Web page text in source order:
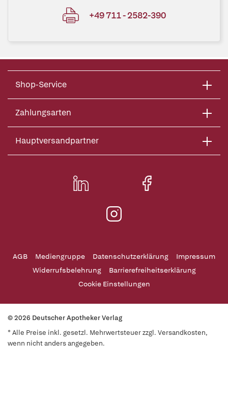
+49 711 - 2582-390
Shop-Service
Zahlungsarten
Hauptversandpartner
AGB Mediengruppe Datenschutzerklärung
Impressum
Widerrufsbelehrung
Barrierefreiheitserklärung
Cookie Einstellungen
© 2026 Deutscher Apotheker Verlag
* Alle Preise inkl. gesetzl. Mehrwertsteuer zzgl. Versandkosten,
wenn nicht anders angegeben.